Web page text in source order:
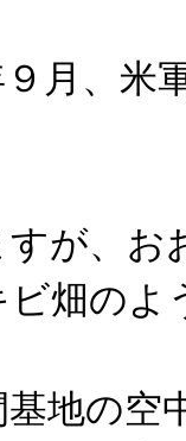
月、米
が、
畑のよ
地の